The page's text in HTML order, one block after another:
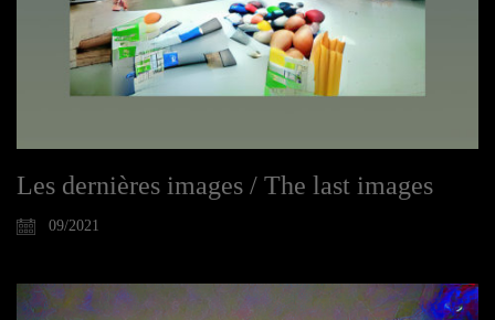
Les dernières images / The last images
09/2021